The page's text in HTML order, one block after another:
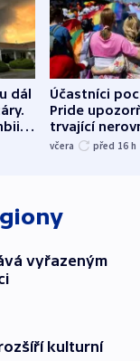
dál
lidí
Účastníci
Pride
trvající
včera před 16 h
vyřazeným
kulturní